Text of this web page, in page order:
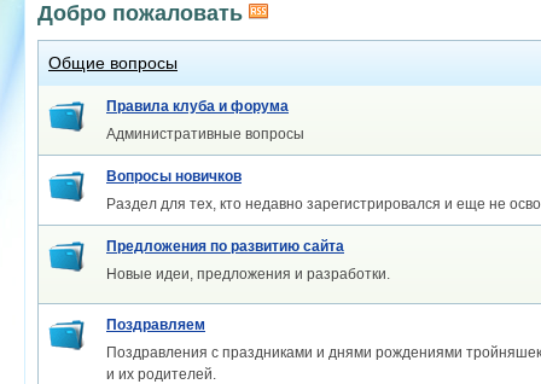
Добро пожаловать
Общие вопросы
Правила клуба и форума
Административные вопросы
Вопросы новичков
Раздел для тех, кто недавно зарегистрировался и еще не
Предложения по развитию сайта
Новые идеи, предложения и разработки.
Поздравляем
Поздравления с праздниками и днями рождениями
и их родителей.